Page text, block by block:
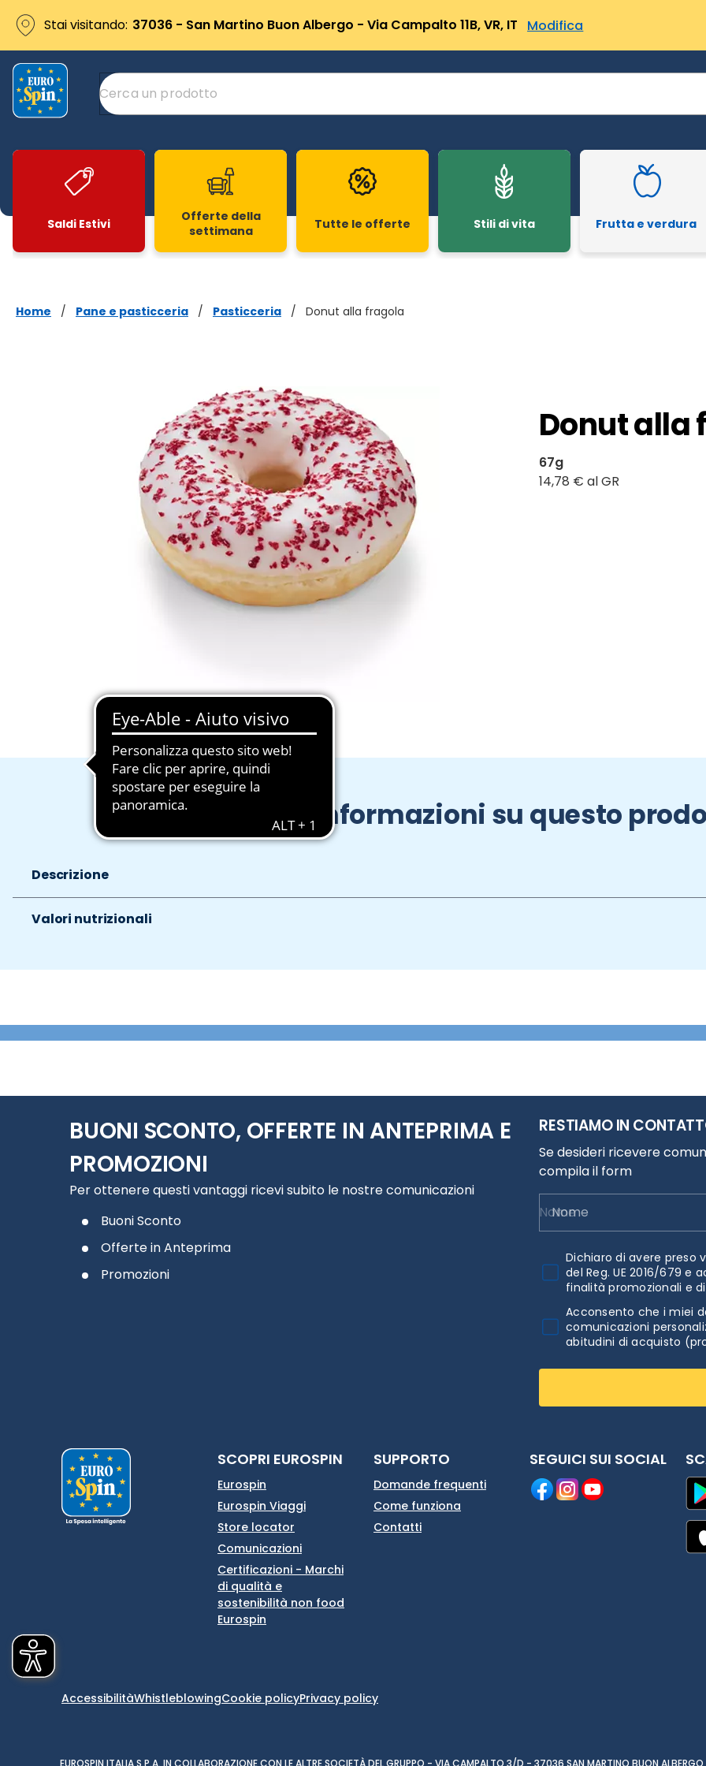
Stai visitando: 37036 - San Martino Buon Albergo - Via Campalto 11B, VR, IT Modifica
Saldi Estivi
Offerte della
settimana
Tutte le offerte Stili di vita Frutta e verdura
Home / Pane e pasticceria / Pasticceria / Donut alla fragola
Donut alla
67g
14,78 € al GR
Informazioni su questo
Descrizione
Valori nutrizionali
BUONI SCONTO, OFFERTE IN ANTEPRIMA E
PROMOZIONI
Per ottenere questi vantaggi ricevi subito le nostre comunicazioni
Buoni Sconto
Offerte in Anteprima
Promozioni
RESTIAMO IN
Se desideri ricevere
compila il form
Nome
Dichiaro di avere preso
del Reg. UE 2016/679
finalità promozionali e
Acconsento che i miei
comunicazioni
abitudini di acquisto
SCOPRI EUROSPIN
Eurospin
Eurospin Viaggi
Store locator
Comunicazioni
Certificazioni - Marchi
di qualità e
sostenibilità non food
Eurospin
SUPPORTO
Domande frequenti
Come funziona
Contatti
SEGUICI SUI SOCIAL
AccessibilitàWhistleblowingCookie policyPrivacy policy
EUROSPIN ITALIA S.P.A. IN COLLABORAZIONE CON LE ALTRE SOCIETÀ DEL GRUPPO - VIA CAMPALTO 3/D - 37036 SAN MARTINO BUON